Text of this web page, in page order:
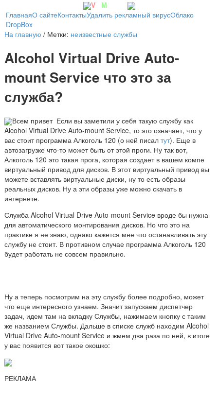
Virt M
ГлавнаяО сайтеКонтактыУдалить рекламный вирусОблако
DropBox
На главную / Метки: неизвестные службы
Alcohol Virtual Drive Auto-
mount Service что это за
служба?
Всем привет Если вы заметили у себя такую службу как
Alcohol Virtual Drive Auto-mount Service, то это означает, что у
вас стоит программа Алкоголь 120 (о ней писал тут). Еще в
автозагрузке что-то может быть от этой проги. Ну так вот,
Алкоголь 120 это такая прога, которая создает в вашем компе
виртуальный привод для дисков. В этот виртуальный привод вы
можете вставлять виртуальные диски, ну то есть образы
реальных дисков. Ну а эти образы уже можно скачать в
интернете.
Служба Alcohol Virtual Drive Auto-mount Service вроде бы нужна
для автоматического монтирования дисков. Но что это на
практике я не знаю, однако кажется мне что останавливать эту
службу не стоит. В противном случае программа Алкоголь 120
будет работать не совсем правильно.
Ну а теперь посмотрим на эту службу более подробно, может
что еще интересного узнаем. Значит запускаем диспетчер
задач, идем там на вкладку Службы, нажимаем кнопку с таким
же названием Службы. Дальше в списке служб находим Alcohol
Virtual Drive Auto-mount Service и жмем два раза по ней, в итоге
у вас появится вот такое окошко:
РЕКЛАМА